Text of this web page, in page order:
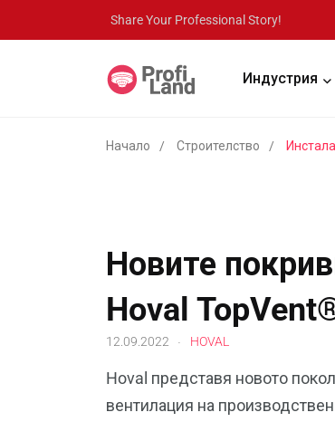
Share Your Professional Story!
Индустрия
Начало Строителство
Новите
Hoval
12.09.2022 HOVAL
Hoval представя новото
вентилация на